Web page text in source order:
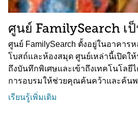
ศูนย์ FamilySearch เป็
ศูนย์ FamilySearch ตั้งอยู่ในอาคาร
โบสถ์และห้องสมุด ศูนย์เหล่านี้เปิดใ
ถึงบันทึกพิเศษและเข้าถึงเทคโนโลยี
การอบรมให้ช่วยคุณค้นคว้าและค้น
เรียนรู้เพิ่มเติม